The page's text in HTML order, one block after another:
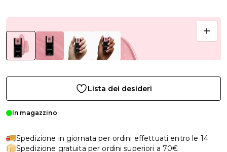
Lista dei desideri
In magazzino
Spedizione in giornata per ordini effettuati entro le 14
Spedizione gratuita per ordini superiori a 70€